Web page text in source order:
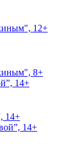
12+
8+
14+